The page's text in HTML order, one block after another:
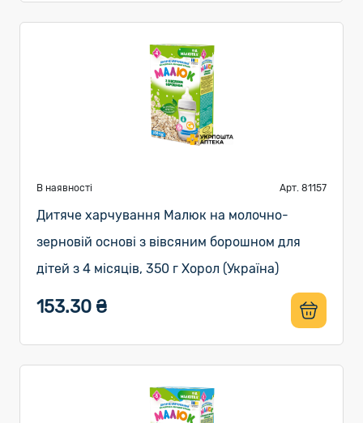
В наявності Арт. 81157
Дитяче харчування Малюк на молочно-
зерновій основі з вівсяним борошном для
дітей з 4 місяців, 350 г Хорол (Україна)
153.30 ₴